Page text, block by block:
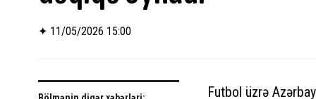
✦ 11/05/2026 15:00
Futbol üzrə